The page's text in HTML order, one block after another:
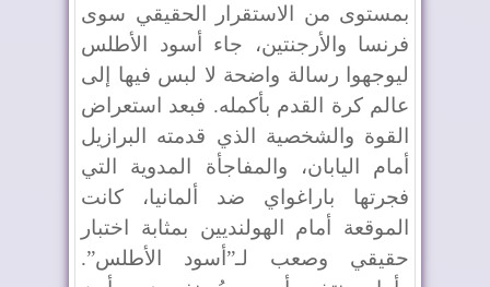
بمستوى من الاستقرار الحقيقي سوى
فرنسا والأرجنتين، جاء أسود الأطلس
ليوجهوا رسالة واضحة لا لبس فيها إلى
عالم كرة القدم بأكمله. فبعد استعراض
القوة والشخصية الذي قدمته البرازيل
أمام اليابان، والمفاجأة المدوية التي
فجرتها باراغواي ضد ألمانيا، كانت
الموقعة أمام الهولنديين بمثابة اختبار
حقيقي وصعب لـ”أسود الأطلس”.